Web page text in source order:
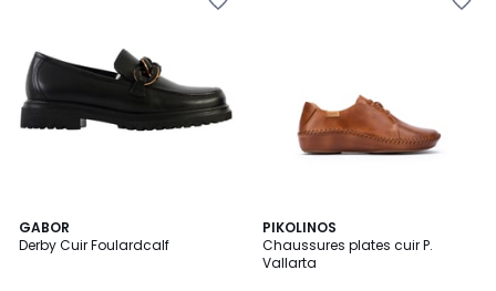
GABOR
Derby Cuir Foulardcalf
PIKOLINOS
Chaussures plates cuir P.
Vallarta
2
Couleurs